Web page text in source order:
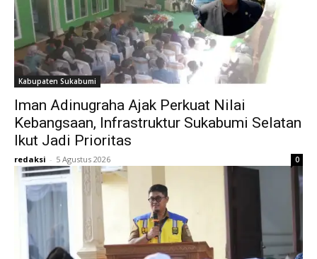
Kabupaten Sukabumi
Iman Adinugraha Ajak Perkuat Nilai
Kebangsaan, Infrastruktur Sukabumi Selatan
Ikut Jadi Prioritas
redaksi - 5 Agustus 2026 0